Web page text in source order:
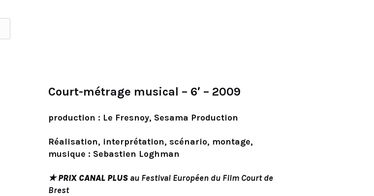
Court-métrage musical – 6′ – 2009
production : Le Fresnoy, Sesama Production
Réalisation, interprétation, scénario, montage,
musique : Sebastien Loghman
★ PRIX CANAL PLUS au Festival Européen du Film Court de
Brest